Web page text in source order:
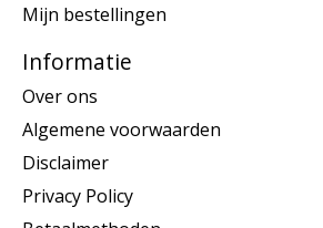
Mijn bestellingen
Informatie
Over ons
Algemene voorwaarden
Disclaimer
Privacy Policy